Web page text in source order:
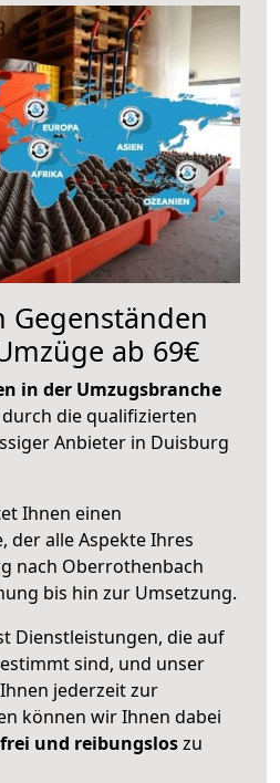
Gegenständen
ab 69€
in der Umzugsbranche
die qualifizierten
Anbieter in Duisburg
Ihnen einen
der alle Aspekte Ihres
nach Oberrothenbach
bis hin zur Umsetzung.
Dienstleistungen, die auf
sind, und unser
jederzeit zur
können wir Ihnen dabei
und reibungsloszu